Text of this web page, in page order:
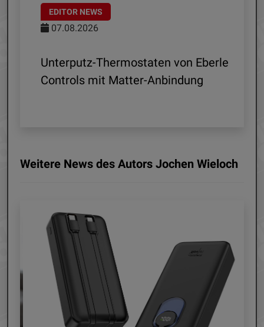
EDITOR NEWS
07.08.2026
Unterputz-Thermostaten von Eberle
Controls mit Matter-Anbindung
Weitere News des Autors Jochen Wieloch